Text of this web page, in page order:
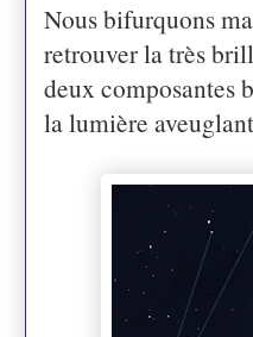
Nous bifurquons
retrouver la très
deux composantes
la lumière